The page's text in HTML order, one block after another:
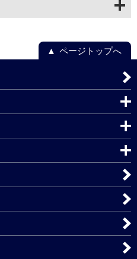
ページトップへ